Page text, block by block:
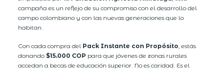
campaña es un reflejo de su compromiso con el desarrollo del
campo colombiano y con las nuevas generaciones que lo
habitan.
Con cada compra del Pack Instante con Propósito , estás
donando $15.000 COP para que jóvenes de zonas rurales
accedan a becas de educación superior. No es caridad. Es el